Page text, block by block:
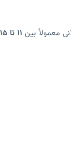
معمولاً بین ۱۱ تا ۱۵ سال